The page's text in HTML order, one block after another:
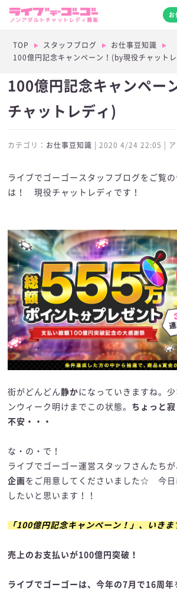
お
TOP スタッフブログ
お仕事豆知識
100億円記念キャンペーン！(by現役チャット
100億円記念キャンペー
チャットレディ)
カテゴリ： お仕事豆知識 | 2020 4/24 22:05 | ア
ライブでゴーゴースタッフブログをご覧
は！ 現役チャットレディです！
街がどんどん静かになっていきますね。
ンウィーク明けまでこの状態。 ちょっと
不安・・・
な・の・で！
ライブでゴーゴー運営スタッフさんたちが
企画をご用意してくださいました☆ 今日
したいと思います！！
「100億円記念キャンペーン！」、いきま
売上のお支払いが100億円突破！
ライブでゴーゴーは、今年の7月で16周年